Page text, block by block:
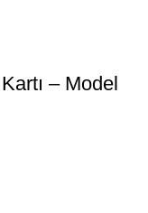
– Model